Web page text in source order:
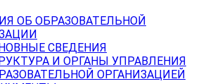
ОБ ОБРАЗОВАТЕЛЬНОЙ
СВЕДЕНИЯ
И ОРГАНЫ УПРАВЛЕНИЯ
ОРГАНИЗАЦИЕЙ